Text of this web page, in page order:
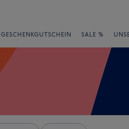
GESCHENKGUTSCHEIN SALE %